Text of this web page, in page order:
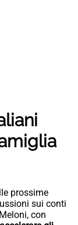
prossime
sui conti
con